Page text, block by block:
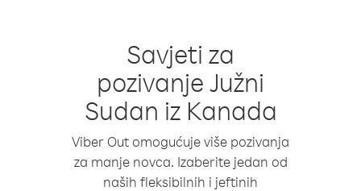
Savjeti za
pozivanje Južni
Sudan iz Kanada
Viber Out omogućuje više pozivanja
za manje novca. Izaberite jedan od
naših fleksibilnih i jeftinih